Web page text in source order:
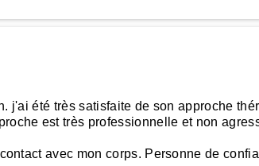
été très satisfaite de son approche
est très professionnelle et non
avec mon corps. Personne de